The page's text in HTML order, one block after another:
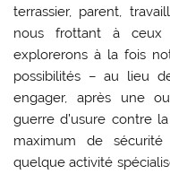
terrassier, parent,
nous frottant à ceux
explorerons à la fois
possibilités – au lieu
engager, après une
guerre d’usure contre
maximum de
quelque activité